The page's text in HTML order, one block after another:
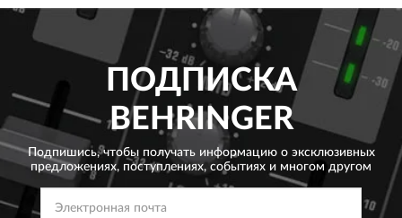
ПОДПИСКА
BEHRINGER
Подпишись, чтобы получать информацию о эксклюзивных
предложениях, поступлениях, событиях и многом другом